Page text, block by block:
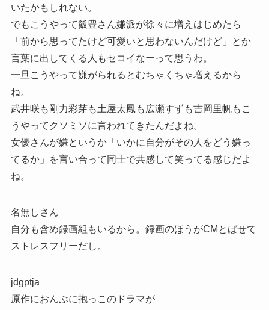
いたかもしれない。
でもこうやって飯豊さん嫌派が徐々に増えはじめたら
「前から思ってたけど可愛いと思わないんだけど」とか
言葉に出してくる人もセコイなーって思うわ。
一旦こうやって嫌がられるとむちゃくちゃ増えるから
ね。
武井咲も剛力彩芽も土屋太鳳も広瀬すずも吉岡里帆もこ
うやってクソミソに言われてきたんだよね。
女優さんが嫌というか「いかに自分がその人をどう嫌っ
てるか」を言い合って同士で共感して笑ってる感じだよ
ね。
名無しさん
自分も含め録画組もいるから。録画のほうがCMとばせて
ストレスフリーだし。
jdgptja
原作におんぶに抱っこのドラマが